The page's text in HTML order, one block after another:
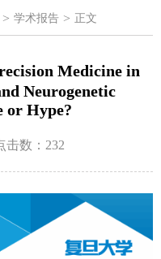
> 学术报告 > 正文
Medicine in
Neurogenetic
or Hype?
击数： 232